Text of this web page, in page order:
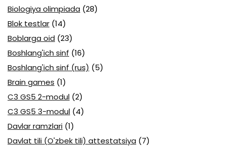
Biologiya olimpiada (28)
Blok testlar (14)
Boblarga oid (23)
Boshlang'ich sinf (16)
Boshlang'ich sinf (rus) (5)
Brain games (1)
C3 GS5 2-modul (2)
C3 GS5 3-modul (4)
Davlar ramzlari (1)
Davlat tili (O'zbek tili) attestatsiya (7)